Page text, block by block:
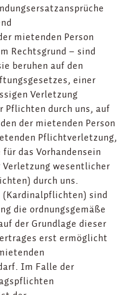
mietenden Person
Rechtsgrund – sind
beruhen auf den
einer
Verletzung
durch uns, auf
der mietenden Person
Pflichtverletzung,
das Vorhandensein
wesentlicher
durch uns.
sind
die ordnungsgemäße
der Grundlage dieser
erst ermöglicht
Im Falle der